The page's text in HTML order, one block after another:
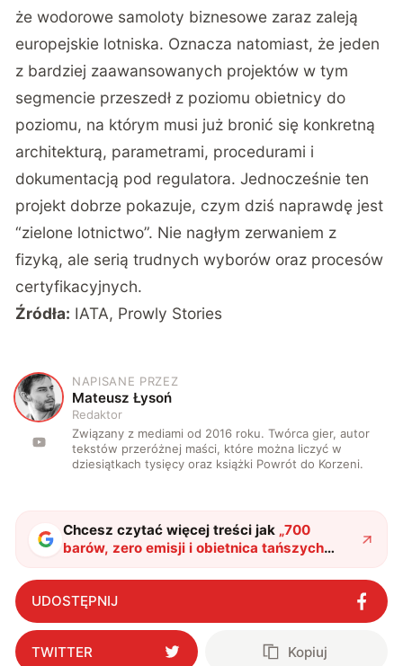
że wodorowe samoloty biznesowe zaraz zaleją
europejskie lotniska. Oznacza natomiast, że jeden
z bardziej zaawansowanych projektów w tym
segmencie przeszedł z poziomu obietnicy do
poziomu, na którym musi już bronić się konkretną
architekturą, parametrami, procedurami i
dokumentacją pod regulatora. Jednocześnie ten
projekt dobrze pokazuje, czym dziś naprawdę jest
“zielone lotnictwo”. Nie nagłym zerwaniem z
fizyką, ale serią trudnych wyborów oraz procesów
certyfikacyjnych.
Źródła: IATA, Prowly Stories
M
NAPISANE PRZEZ
Mateusz Łysoń
Redaktor
Związany z mediami od 2016 roku. Twórca gier, autor
tekstów przeróżnej maści, które można liczyć w
dziesiątkach tysięcy oraz książki Powrót do Korzeni.
Chcesz czytać więcej treści jak „700
barów, zero emisji i obietnica tańszych
lotów. Samolot przyszłości przestaje być
marzeniem"?
UDOSTĘPNIJ
TWITTER Kopiuj